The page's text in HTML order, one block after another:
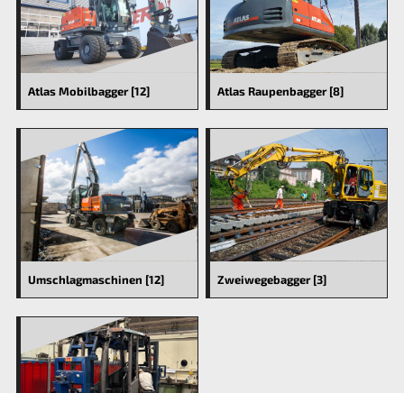
Atlas Mobilbagger [12] Atlas Raupenbagger [8]
Umschlagmaschinen [12] Zweiwegebagger [3]